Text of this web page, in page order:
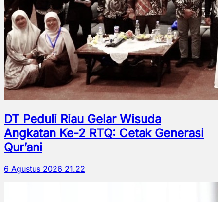
DT Peduli Riau Gelar Wisuda
Angkatan Ke-2 RTQ: Cetak Generasi
Qur’ani
6 Agustus 2026 21.22